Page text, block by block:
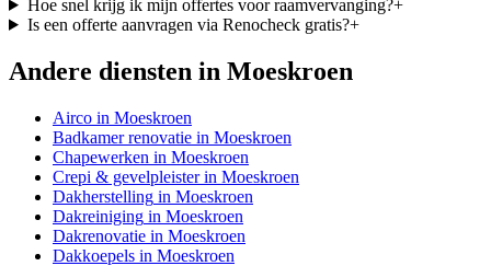
Hoe snel krijg ik mijn offertes voor raamvervanging?+
Is een offerte aanvragen via Renocheck gratis?+
Andere diensten in Moeskroen
Airco in Moeskroen
Badkamer renovatie in Moeskroen
Chapewerken in Moeskroen
Crepi & gevelpleisterin Moeskroen
Dakherstelling in Moeskroen
Dakreiniging in Moeskroen
Dakrenovatie in Moeskroen
Dakkoepels in Moeskroen